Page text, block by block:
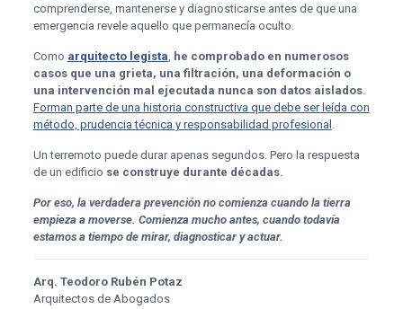
comprenderse, mantenerse y diagnosticarse antes de que una
emergencia revele aquello que permanecía oculto.
Como arquitecto legista, he comprobado en numerosos
casos que una grieta, una filtración, una deformación o
una intervención mal ejecutada nunca son datos aislados.
Forman parte de una historia constructiva que debe ser leída con
método, prudencia técnica y responsabilidad profesional .
Un terremoto puede durar apenas segundos. Pero la respuesta
de un edificio se construye durante décadas.
Por eso, la verdadera prevención no comienza cuando la tierra
empieza a moverse. Comienza mucho antes, cuando todavía
estamos a tiempo de mirar, diagnosticar y actuar.
Arq. Teodoro Rubén Potaz
Arquitectos de Abogados